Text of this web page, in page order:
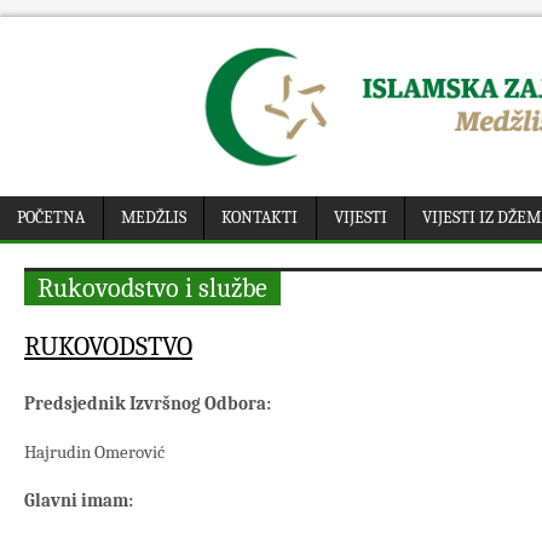
POČETNA MEDŽLIS KONTAKTI VIJESTI VIJESTI IZ
Rukovodstvo i službe
RUKOVODSTVO
Predsjednik Izvršnog Odbora:
Hajrudin Omerović
Glavni imam: